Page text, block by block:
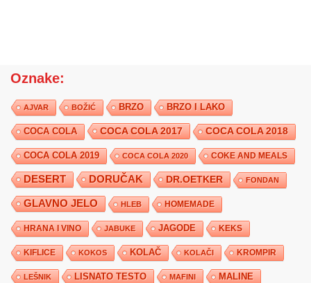
Oznake:
AJVAR BOŽIĆ BRZO BRZO I LAKO
COCA COLA COCA COLA 2017 COCA COLA 2018
COCA COLA 2019 COCA COLA 2020 COKE AND MEALS
DESERT DORUČAK DR.OETKER FONDAN
GLAVNO JELO HLEB HOMEMADE
HRANA I VINO JABUKE JAGODE KEKS
KIFLICE KOKOS KOLAČ KOLAČI KROMPIR
LEŠNIK LISNATO TESTO MAFINI MALINE